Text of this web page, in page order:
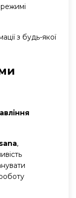
з будь-якої
,